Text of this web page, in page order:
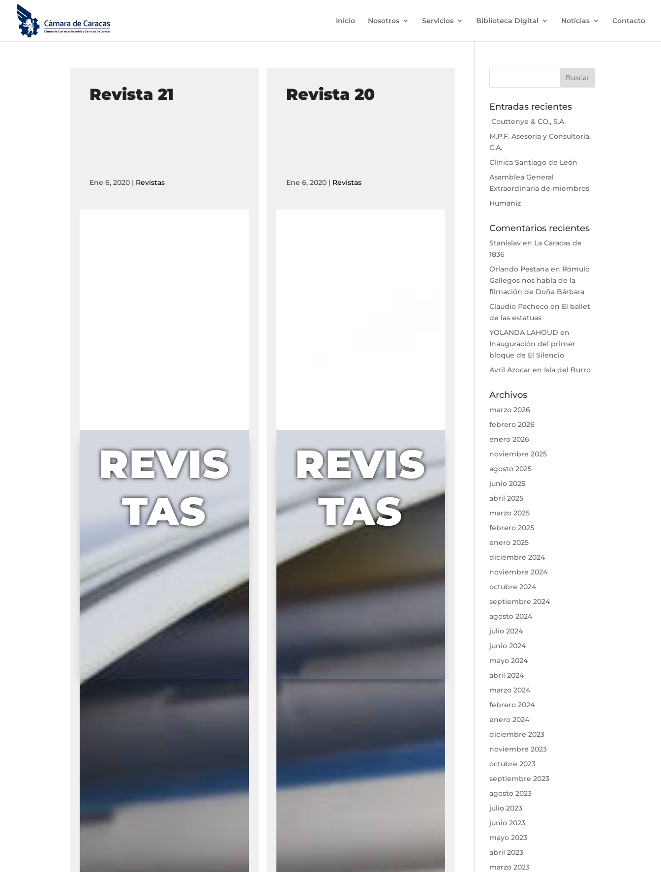
Inicio Nosotros Servicios Biblioteca Digital Noticias Contacto
Revista 21
Ene 6, 2020 | Revistas
REVIS
TAS
Revista 20
Ene 6, 2020| Revistas
REVIS
TAS
Entradas recientes
Couttenye & CO., S.A.
M.P.F. Asesoría y Consultoría,
C.A.
Clínica Santiago de León
Asamblea General
Extraordinaria de miembros
Humaniz
Comentarios recientes
Stanislaven La Caracas de
1836
Orlando Pestanaen Rómulo
Gallegos nos habla de la
filmación de Doña Bárbara
Claudio Pachecoen El ballet
de las estatuas
YOLANDA LAHOUD en
Inauguración del primer
bloque de El Silencio
Avril Azocaren Isla del Burro
Archivos
marzo 2026
febrero 2026
enero 2026
noviembre 2025
agosto 2025
junio 2025
abril 2025
marzo 2025
febrero 2025
enero 2025
diciembre 2024
noviembre 2024
octubre 2024
septiembre 2024
agosto 2024
julio 2024
junio 2024
mayo 2024
abril 2024
marzo 2024
febrero 2024
enero 2024
diciembre 2023
noviembre 2023
octubre 2023
septiembre 2023
agosto 2023
julio 2023
junio 2023
mayo 2023
abril 2023
marzo 2023